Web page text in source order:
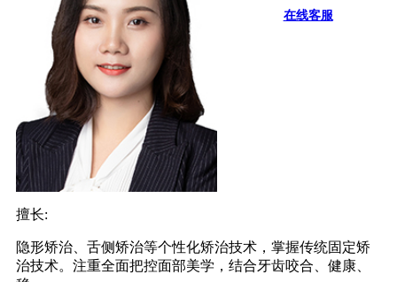
在线客服
擅长:
隐形矫治、舌侧矫治等个性化矫治技术，掌握传统固定矫
治技术。注重全面把控面部美学，结合牙齿咬合、健康、